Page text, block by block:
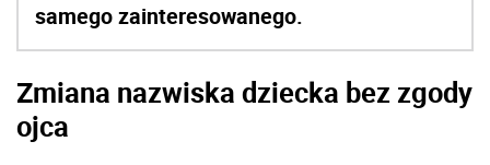
samego zainteresowanego.
Zmiana nazwiska dziecka bez zgody
ojca